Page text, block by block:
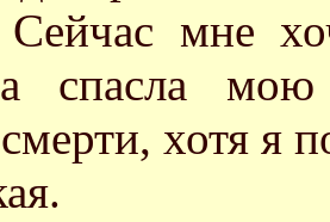
мне
спасла
хотя я